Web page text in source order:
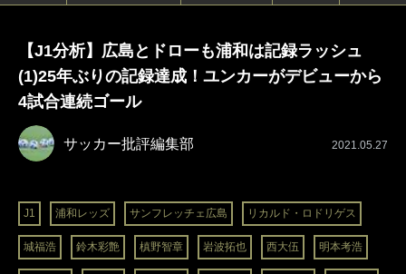
【J1分析】広島とドローも浦和は記録ラッシュ
(1)25年ぶりの記録達成！ユンカーがデビューから
4試合連続ゴール
サッカー批評編集部 2021.05.27
J1 浦和レッズ サンフレッチェ広島 リカルド・ロドリゲス
城福浩 鈴木彩艶 槙野智章 岩波拓也 西大伍 明本考浩